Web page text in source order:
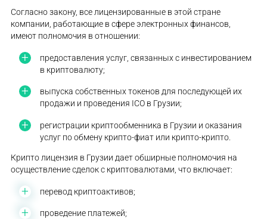
Согласно закону, все лицензированные в этой стране
компании, работающие в сфере электронных финансов,
имеют полномочия в отношении:
предоставления услуг, связанных с инвестированием
в криптовалюту;
выпуска собственных токенов для последующей их
продажи и проведения ICO в Грузии;
регистрации криптообменника в Грузии и оказания
услуг по обмену крипто-фиат или крипто-крипто.
Крипто лицензия в Грузии дает обширные полномочия на
осуществление сделок с криптовалютами, что включает:
перевод криптоактивов;
проведение платежей;